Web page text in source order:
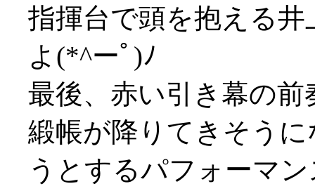
指揮台で頭を抱える
よ(*^ーﾟ)ﾉ
最後、赤い引き幕の
緞帳が降りてきそう
うとするパフォーマ